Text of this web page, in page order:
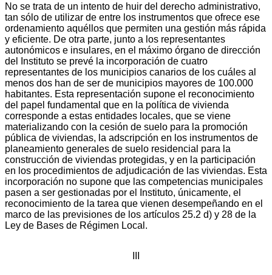
No se trata de un intento de huir del derecho administrativo,
tan sólo de utilizar de entre los instrumentos que ofrece ese
ordenamiento aquéllos que permiten una gestión más rápida
y eficiente. De otra parte, junto a los representantes
autonómicos e insulares, en el máximo órgano de dirección
del Instituto se prevé la incorporación de cuatro
representantes de los municipios canarios de los cuáles al
menos dos han de ser de municipios mayores de 100.000
habitantes. Esta representación supone el reconocimiento
del papel fundamental que en la política de vivienda
corresponde a estas entidades locales, que se viene
materializando con la cesión de suelo para la promoción
pública de viviendas, la adscripción en los instrumentos de
planeamiento generales de suelo residencial para la
construcción de viviendas protegidas, y en la participación
en los procedimientos de adjudicación de las viviendas. Esta
incorporación no supone que las competencias municipales
pasen a ser gestionadas por el Instituto, únicamente, el
reconocimiento de la tarea que vienen desempeñando en el
marco de las previsiones de los artículos 25.2 d) y 28 de la
Ley de Bases de Régimen Local.